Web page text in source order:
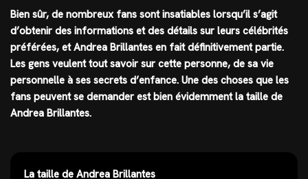
Bien sûr, de nombreux fans sont insatiables lorsqu’il s’agit
d’obtenir des informations et des détails sur leurs célébrités
préférées, etAndrea Brillantes en fait définitivement partie.
Les gens veulent tout savoir sur cette personne, de sa vie
personnelle à ses secrets d’enfance. Une des choses que les
fans peuvent se demander est bien évidemment la taille de
Andrea Brillantes.
La taille de Andrea Brillantes